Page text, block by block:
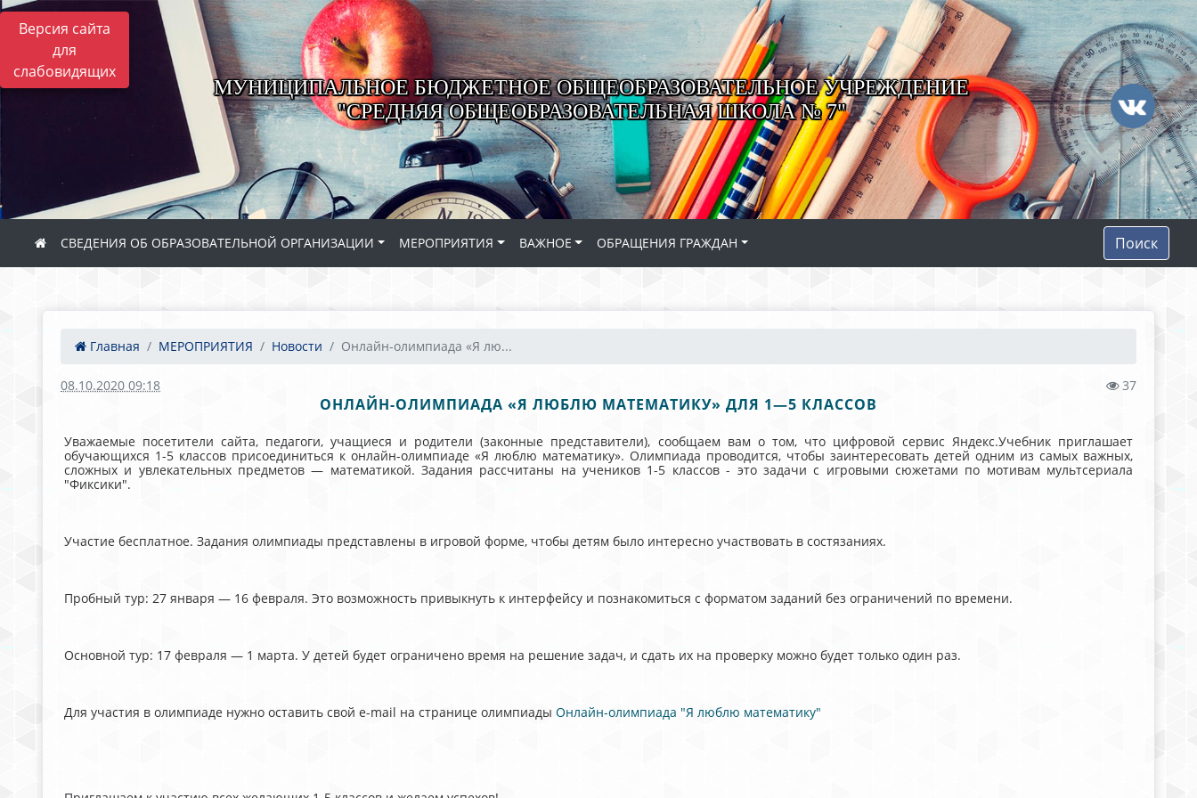
Версия сайта
для
слабовидящих
МУНИЦИПАЛЬНОЕ БЮДЖЕТНОЕ ОБЩЕОБРАЗОВАТЕЛЬНОЕ УЧРЕЖДЕНИЕ
"СРЕДНЯЯ ОБЩЕОБРАЗОВАТЕЛЬНАЯ ШКОЛА № 7"
СВЕДЕНИЯ ОБ ОБРАЗОВАТЕЛЬНОЙ ОРГАНИЗАЦИИ МЕРОПРИЯТИЯ ВАЖНОЕ ОБРАЩЕНИЯ ГРАЖДАН Поиск
Главная МЕРОПРИЯТИЯ Новости Онлайн-олимпиада «Я лю...
08.10.2020 09:18 37
ОНЛАЙН-ОЛИМПИАДА «Я ЛЮБЛЮ МАТЕМАТИКУ» ДЛЯ 1—5 КЛАССОВ
Уважаемые посетители сайта, педагоги, учащиеся и родители (законные представители), сообщаем вам о том, что цифровой сервис Яндекс.Учебник приглашает
обучающихся 1-5 классов присоединиться к онлайн-олимпиаде «Я люблю математику». Олимпиада проводится, чтобы заинтересовать детей одним из самых важных,
сложных и увлекательных предметов — математикой. Задания рассчитаны на учеников 1-5 классов - это задачи с игровыми сюжетами по мотивам мультсериала
"Фиксики".
Участие бесплатное. Задания олимпиады представлены в игровой форме, чтобы детям было интересно участвовать в состязаниях.
Пробный тур: 27 января — 16 февраля. Это возможность привыкнуть к интерфейсу и познакомиться с форматом заданий без ограничений по времени.
Основной тур: 17 февраля — 1 марта. У детей будет ограничено время на решение задач, и сдать их на проверку можно будет только один раз.
Для участия в олимпиаде нужно оставить свой e-mail на странице олимпиады Онлайн-олимпиада "Я люблю математику"